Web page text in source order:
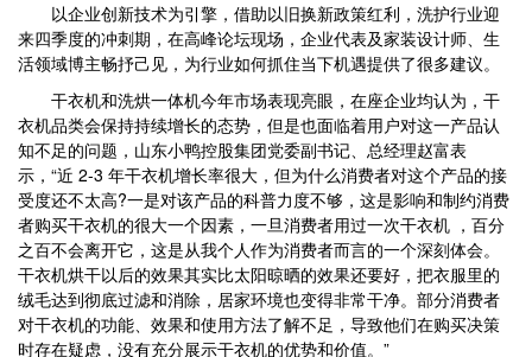
以企业创新技术为引擎，借助以旧换新政策红利，洗护行业迎
来四季度的冲刺期，在高峰论坛现场，企业代表及家装设计师、生
活领域博主畅抒己见，为行业如何抓住当下机遇提供了很多建议。
干衣机和洗烘一体机今年市场表现亮眼，在座企业均认为，干
衣机品类会保持持续增长的态势，但是也面临着用户对这一产品认
知不足的问题，山东小鸭控股集团党委副书记、总经理赵富表
示，“近 2-3 年干衣机增长率很大，但为什么消费者对这个产品的接
受度还不太高?一是对该产品的科普力度不够，这是影响和制约消费
者购买干衣机的很大一个因素，一旦消费者用过一次干衣机 ，百分
之百不会离开它，这是从我个人作为消费者而言的一个深刻体会。
干衣机烘干以后的效果其实比太阳晾晒的效果还要好，把衣服里的
绒毛达到彻底过滤和消除，居家环境也变得非常干净。部分消费者
对干衣机的功能、效果和使用方法了解不足，导致他们在购买决策
时存在疑虑，没有充分展示干衣机的优势和价值。”